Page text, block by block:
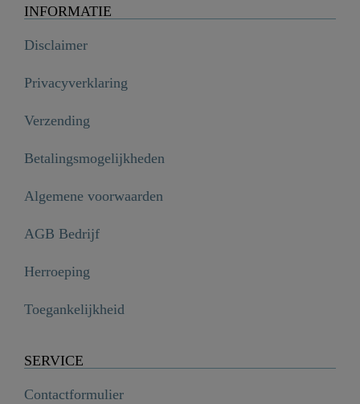
INFORMATIE
Disclaimer
Privacyverklaring
Verzending
Betalingsmogelijkheden
Algemene voorwaarden
AGB Bedrijf
Herroeping
Toegankelijkheid
SERVICE
Contactformulier